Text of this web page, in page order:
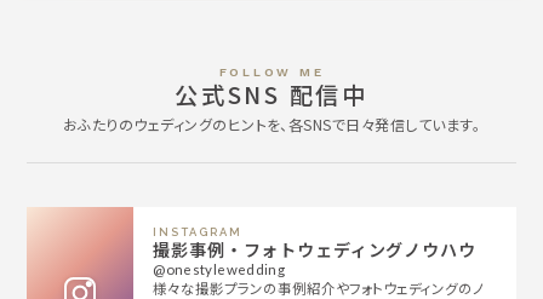
FOLLOW ME
公式SNS 配信中
おふたりのウェディングのヒントを、各SNSで日々発信しています。
INSTAGRAM
撮影事例・フォトウェディングノウハウ
@onestylewedding
様々な撮影プランの事例紹介やフォトウェディングのノ